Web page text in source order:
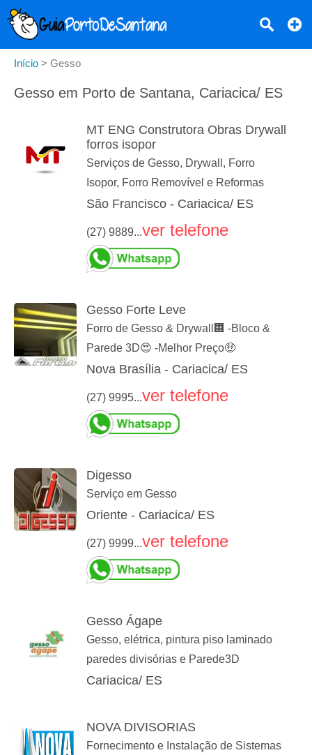
Início > Gesso
Gesso em Porto de Santana, Cariacica/ ES
MT ENG Construtora Obras Drywall
forros isopor
Serviços de Gesso, Drywall, Forro
Isopor, Forro Removível e Reformas
São Francisco - Cariacica/ ES
(27) 9889...ver telefone
Gesso Forte Leve
Forro de Gesso & Drywall🏢 -Bloco &
Parede 3D😍 -Melhor Preço🤑
Nova Brasília - Cariacica/ ES
(27) 9995...ver telefone
Digesso
Serviço em Gesso
Oriente - Cariacica/ ES
(27) 9999...ver telefone
Gesso Ágape
Gesso, elétrica, pintura piso laminado
paredes divisórias e Parede3D
Cariacica/ ES
NOVA DIVISORIAS
Fornecimento e Instalação de Sistemas